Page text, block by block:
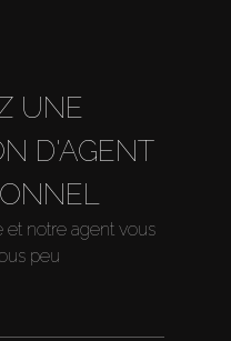
UNE
D'AGENT
notre agent vous
peu